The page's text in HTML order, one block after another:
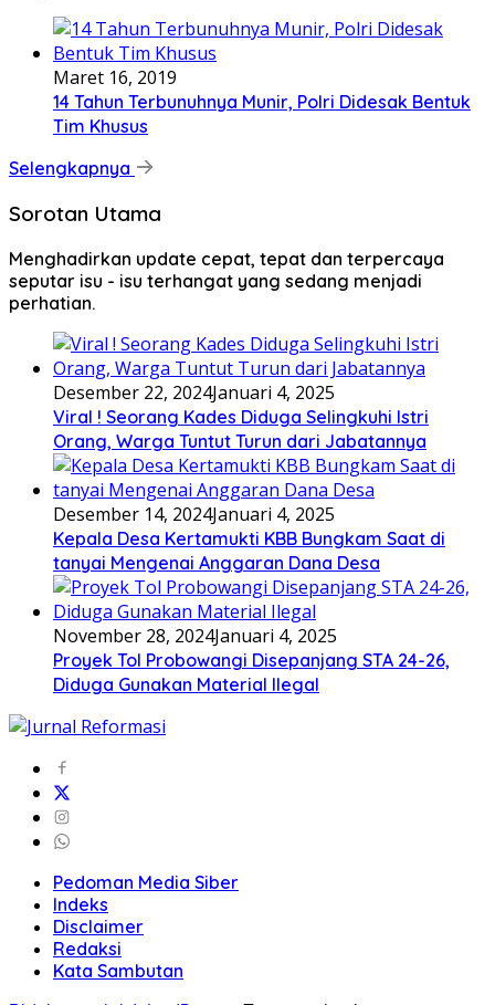
Maret 16, 2019
14 Tahun Terbunuhnya Munir, Polri Didesak Bentuk
Tim Khusus
Selengkapnya
Sorotan Utama
Menghadirkan update cepat, tepat dan terpercaya
seputar isu - isu terhangat yang sedang menjadi
perhatian.
Desember 22, 2024Januari 4, 2025
Viral ! Seorang Kades Diduga Selingkuhi Istri
Orang, Warga Tuntut Turun dari Jabatannya
Desember 14, 2024Januari 4, 2025
Kepala Desa Kertamukti KBB Bungkam Saat di
tanyai Mengenai Anggaran Dana Desa
November 28, 2024Januari 4, 2025
Proyek Tol Probowangi Disepanjang STA 24-26,
Diduga Gunakan Material Ilegal
Pedoman Media Siber
Indeks
Disclaimer
Redaksi
Kata Sambutan